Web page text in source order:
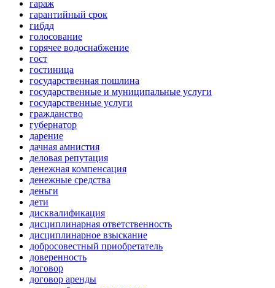
гараж
гарантийный срок
гибдд
голосование
горячее водоснабжение
гост
гостиница
государственная пошлина
государственные и муниципальные услуги
государственные услуги
гражданство
губернатор
дарение
дачная амнистия
деловая репутация
денежная компенсация
денежные средства
деньги
дети
дисквалификация
дисциплинарная ответственность
дисциплинарное взыскание
добросовестный приобретатель
доверенность
договор
договор аренды